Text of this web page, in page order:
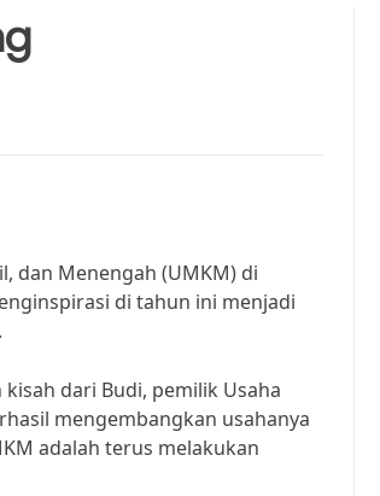
dan Menengah (UMKM) di
di tahun ini menjadi
dari Budi, pemilik Usaha
mengembangkan usahanya
adalah terus melakukan